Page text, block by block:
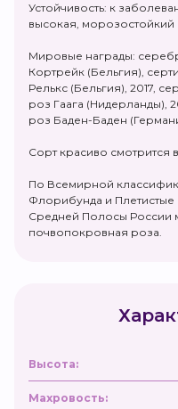
Устойчивость: к
высокая, морозостойкий
Мировые награды:
Кортрейк (Бельгия),
Релькс (Бельгия), 2017,
роз Гаага (Нидерланды),
роз Баден-Баден
Сорт красиво смотрится
По Всемирной
Флорибунда и
Средней Полосы России
почвопокровная роза.
Высота:
Махровость: